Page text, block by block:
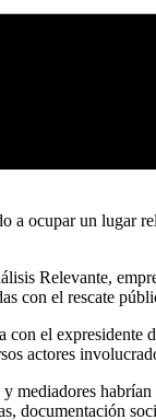
a ocupar un lugar
Relevante,
con el rescate
el expresidente
actores
mediadores
documentación